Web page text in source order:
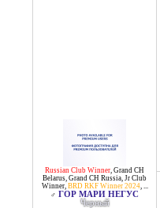
Russian Club Winner, Grand CH
Belarus, Grand CH Russia, Jr Club
Winner, BRD RKF Winner 2024, ...
♂ ГОР МАРИ НЕГУС
Черный